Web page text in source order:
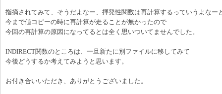
指摘されてみて、そうだよなー、揮発性関数は再計算するっていうよなー
今まで値コピーの時に再計算が走ることが無かったので
今回の再計算の原因になってるとは全く思いついてませんでした。
INDIRECT関数のところは、一旦新たに別ファイルに移してみて
今後どうするか考えてみようと思います。
お付き合いいただき、ありがとうございました。